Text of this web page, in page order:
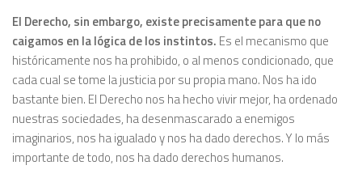
El Derecho, sin embargo, existe precisamente para que no
caigamos en la lógica de los instintos. Es el mecanismo que
históricamente nos ha prohibido, o al menos condicionado, que
cada cual se tome la justicia por su propia mano. Nos ha ido
bastante bien. El Derecho nos ha hecho vivir mejor, ha ordenado
nuestras sociedades, ha desenmascarado a enemigos
imaginarios, nos ha igualado y nos ha dado derechos. Y lo más
importante de todo, nos ha dado derechos humanos.